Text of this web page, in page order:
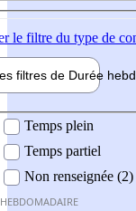
le filtre du type de
filtres de Durée
Temps plein
Temps partiel
Non renseignée (2)